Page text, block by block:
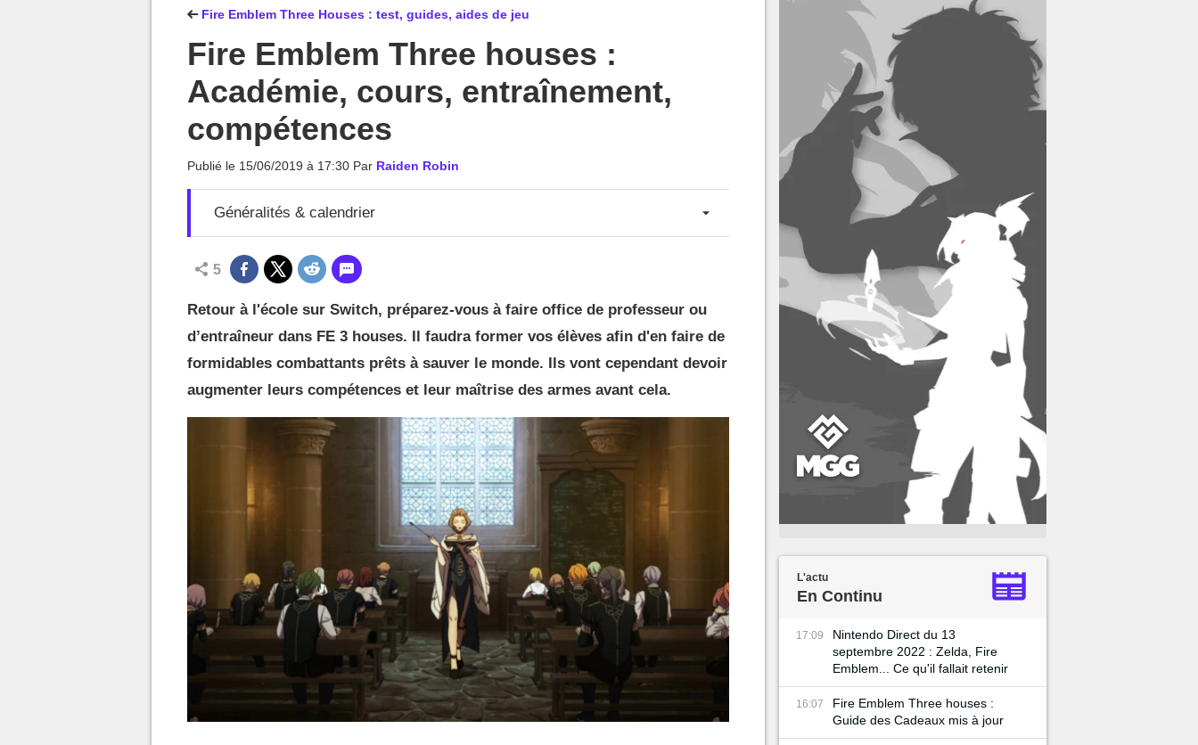
Fire Emblem Three Houses : test, guides, aides de jeu
Fire Emblem Three houses :
Académie, cours, entraînement,
compétences
Publié le 15/06/2019 à 17:30 Par Raiden Robin
Généralités & calendrier
5
Retour à l'école sur Switch, préparez-vous à faire office de professeur ou
d’entraîneur dans FE 3 houses. Il faudra former vos élèves afin d'en faire de
formidables combattants prêts à sauver le monde. Ils vont cependant devoir
augmenter leurs compétences et leur maîtrise des armes avant cela.
L'actu
En Continu
17:09
Nintendo Direct du 13
septembre 2022 : Zelda, Fire
Emblem... Ce qu'il fallait retenir
16:07
Fire Emblem Three houses :
Guide des Cadeaux mis à jour